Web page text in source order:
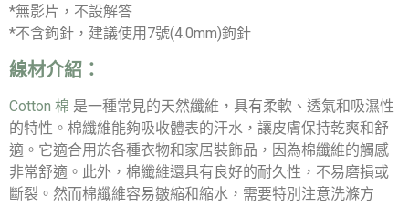
*無影片，不設解答
*不含鉤針，建議使用7號(4.0mm)鉤針
線材介紹：
Cotton 棉 是一種常見的天然纖維，具有柔軟、透氣和吸濕性
的特性。棉纖維能夠吸收體表的汗水，讓皮膚保持乾爽和舒
適。它適合用於各種衣物和家居裝飾品，因為棉纖維的觸感
非常舒適。此外，棉纖維還具有良好的耐久性，不易磨損或
斷裂。然而棉纖維容易皺縮和縮水，需要特別注意洗滌方